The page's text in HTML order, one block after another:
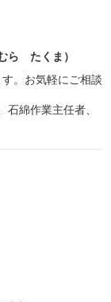
ら たくま）
。お気軽にご相談
綿作業主任者、